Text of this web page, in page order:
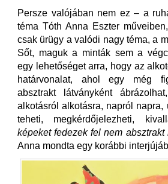
Persze valójában nem ez – a
téma Tóth Anna Eszter
csak ürügy a valódi nagy téma, a
Sőt, maguk a minták sem a
egy lehetőséget arra, hogy az
határvonalat, ahol egy még
absztrakt látványként
alkotásról alkotásra, napról napra,
teheti, megkérdőjelezheti,
képeket fedezek fel nem absztrakt
Anna mondta egy korábbi